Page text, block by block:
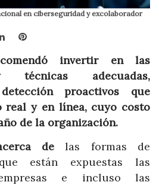
en ciberseguridad y excolaborador
LinkedInPinterest
invertir en las
técnicas adecuadas,
proactivos que
real y en línea, cuyo costo
de la organización.
delas formas de
están expuestas las
empresas e incluso las